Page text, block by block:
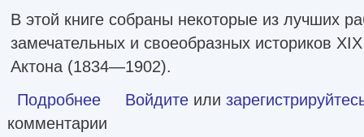
В этой книге собраны некоторые из лучших
замечательных и своеобразных историков
Актона (1834—1902).
Подробнее о Очерки становления свободы [litres]
Войдите или
комментарии